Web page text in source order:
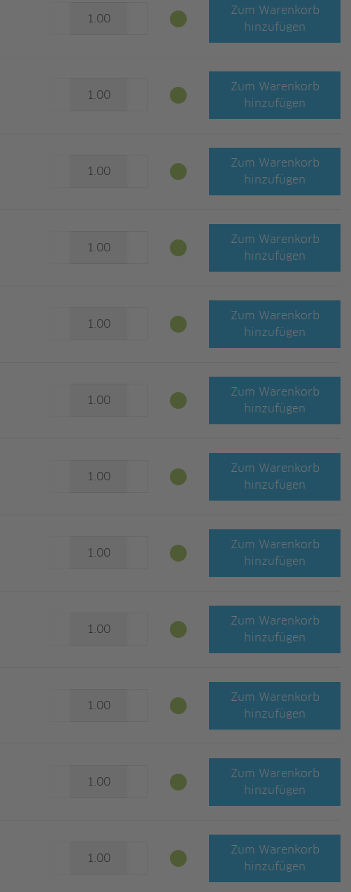
Zum Warenkorb
hinzufügen
Zum Warenkorb
hinzufügen
Zum Warenkorb
hinzufügen
Zum Warenkorb
hinzufügen
Zum Warenkorb
hinzufügen
Zum Warenkorb
hinzufügen
Zum Warenkorb
hinzufügen
Zum Warenkorb
hinzufügen
Zum Warenkorb
hinzufügen
Zum Warenkorb
hinzufügen
Zum Warenkorb
hinzufügen
Zum Warenkorb
hinzufügen